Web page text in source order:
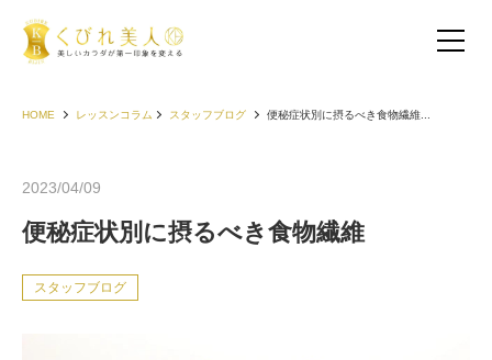
HOME レッスンコラム スタッフブログ 便秘症状別に摂るべき食物繊維...
2023/04/09
便秘症状別に摂るべき食物繊維
スタッフブログ